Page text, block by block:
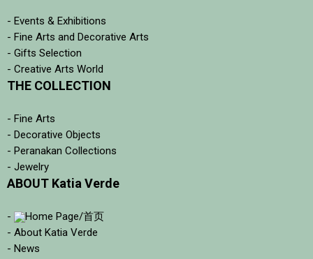
- Events & Exhibitions
- Fine Arts and Decorative Arts
- Gifts Selection
- Creative Arts World
THE COLLECTION
- Fine Arts
- Decorative Objects
- Peranakan Collections
- Jewelry
ABOUT Katia Verde
-
Home Page/首页
- About Katia Verde
- News